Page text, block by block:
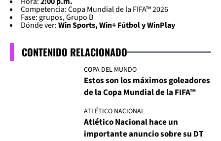
Competencia: Copa Mundial de la FIFA™ 2026
Fase: grupos, Grupo B
Dónde ver:Win Sports, Win+ Fútbol y WinPlay
CONTENIDO RELACIONADO
COPA DEL MUNDO
Estos son los máximos goleadores
de la Copa Mundial de la FIFA™
ATLÉTICO NACIONAL
Atlético Nacional hace un
importante anuncio sobre su DT